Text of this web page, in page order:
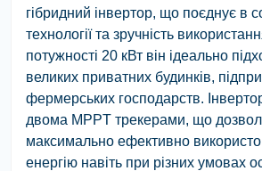
гібридний інвертор, що поєднує в
технології та зручність
потужності 20 кВт він ідеально
великих приватних будинків,
фермерських господарств.
двома MPPT трекерами, що
максимально ефективно
енергію навіть при різних умовах